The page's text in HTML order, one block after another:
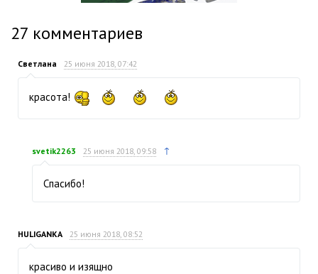
27 комментариев
Светлана 25 июня 2018, 07:42
красота!
svetik2263 25 июня 2018, 09:58 ↑
Спасибо!
HULIGANKA 25 июня 2018, 08:52
красиво и изящно